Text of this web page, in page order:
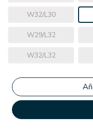
W32/L30
W29/L32
W32/L32